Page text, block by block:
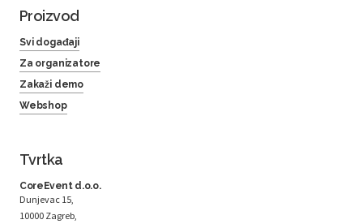
Proizvod
Svi događaji
Za organizatore
Zakaži demo
Webshop
Tvrtka
CoreEvent d.o.o.
Dunjevac 15,
10000 Zagreb,